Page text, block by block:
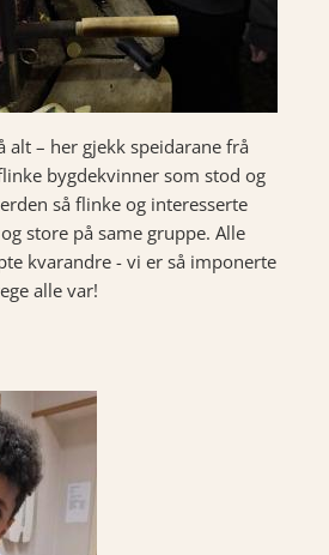
alt – her gjekk speidarane frå
bygdekvinner som stod og
så flinke og interesserte
store på same gruppe. Alle
kvarandre - vi er så imponerte
alle var!